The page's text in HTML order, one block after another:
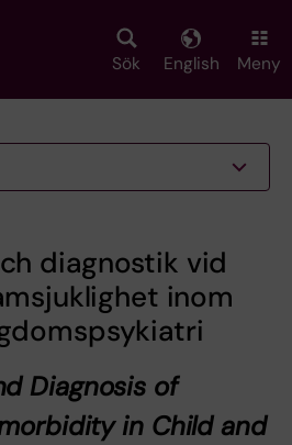
Sök English Meny
diagnostik vid
inom
Diagnosis of
in Child and